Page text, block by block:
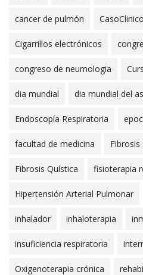
cancer de pulmón
Cigarrillos electrónicos
congreso de neumologia
dia mundial dia mundial del
Endoscopía Respiratoria epoc
facultad de medicina Fibrosis
Fibrosis Quística fisioterapia
Hipertensión Arterial Pulmonar
inhalador inhaloterapia
insuficiencia respiratoria
Oxigenoterapia crónica